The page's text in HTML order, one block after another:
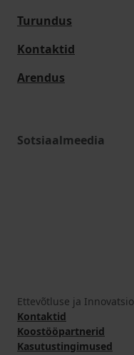
Turundus
Kontaktid
Arendus
Sotsiaalmeedia
Ettevõtluse ja
Kontaktid
Koostööpartnerid
Kasutustingimused